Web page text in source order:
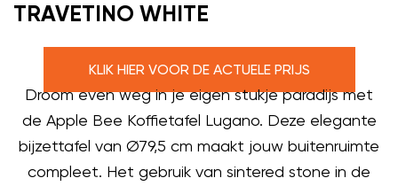
TRAVETINO WHITE
KLIK HIER VOOR DE ACTUELE PRIJS
Droom even weg in je eigen stukje paradijs met
de Apple Bee Koffietafel Lugano. Deze elegante
bijzettafel van Ø79,5 cm maakt jouw buitenruimte
compleet. Het gebruik van sintered stone in de